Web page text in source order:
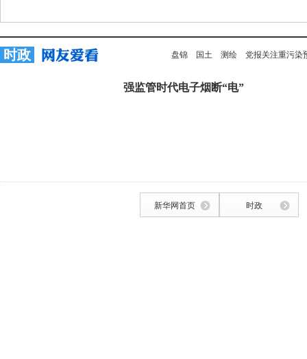
时政 盘锦 国土 测绘 党报关注重污染
强监管时代电子烟断“电”
新华网首页 时政